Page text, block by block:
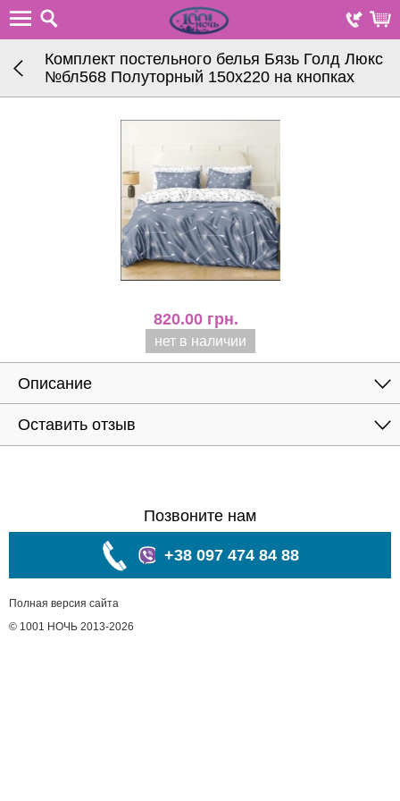
Комплект постельного белья Бязь Голд Люкс
№бл568 Полуторный 150х220 на кнопках
820.00 грн.
нет в наличии
Описание
Оставить отзыв
Позвоните нам
+38 097 474 84 88
Полная версия сайта
© 1001 НОЧЬ 2013-2026